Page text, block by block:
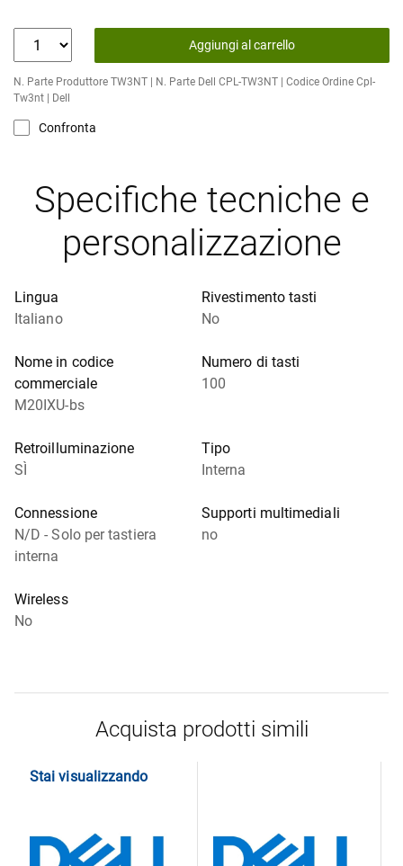
Aggiungi al carrello
N. Parte Produttore TW3NT | N. Parte Dell CPL-TW3NT | Codice Ordine Cpl-
Tw3nt | Dell
Confronta
Specifiche tecniche e
personalizzazione
Lingua
Italiano
Rivestimento tasti
No
Nome in codice
commerciale
M20IXU-bs
Numero di tasti
100
Retroilluminazione
SÌ
Tipo
Interna
Connessione
N/D - Solo per tastiera
interna
Supporti multimediali
no
Wireless
No
Acquista prodotti simili
Stai visualizzando